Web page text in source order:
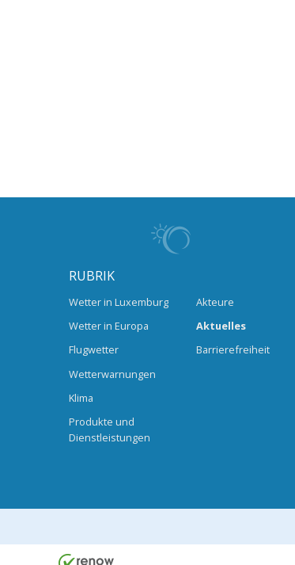
RUBRIK
Wetter in Luxemburg
Wetter in Europa
Flugwetter
Wetterwarnungen
Klima
Produkte und
Dienstleistungen
Akteure
Aktuelles
Barrierefreiheit